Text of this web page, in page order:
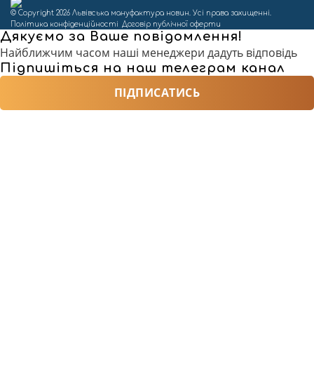
© Copyright 2026 Львівська мануфактура новин. Усі права захищенні.
Політика конфіденційності
Договір публічної оферти
Дякуємо за Ваше повідомлення!
Найближчим часом наші менеджери дадуть відповідь
Підпишіться на наш телеграм канал
ПІДПИСАТИСЬ